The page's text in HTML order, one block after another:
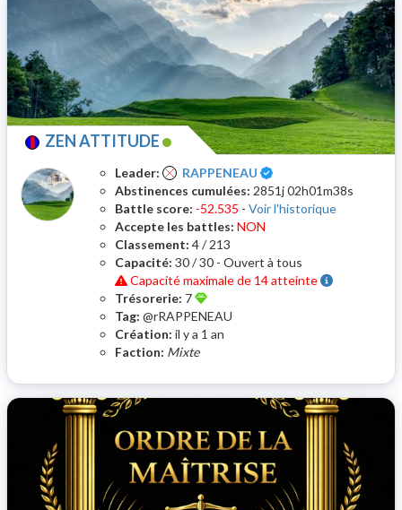
ZEN ATTITUDE
Leader: RAPPENEAU
Certifié
Abstinences cumulées: 2851j 02h01m38s
Battle score: -52.535 - Voir l'historique
Accepte les battles: NON
Classement: 4 / 213
Capacité: 30 / 30 - Ouvert à tous
Capacité maximale de 14 atteinte
Trésorerie: 7
Tag: @rRAPPENEAU
Création: il y a 1 an
Faction: Mixte